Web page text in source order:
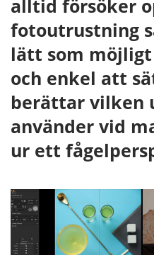
alltid försöker
fotoutrustning
lätt som
och enkel att
berättar vilken
använder vid
ur ett